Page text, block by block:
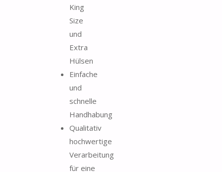
King
Size
und
Extra
Hülsen
Einfache
und
schnelle
Handhabung
Qualitativ
hochwertige
Verarbeitung
für eine